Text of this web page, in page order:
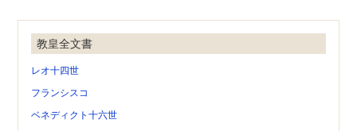
教皇全文書
レオ十四世
フランシスコ
ベネディクト十六世